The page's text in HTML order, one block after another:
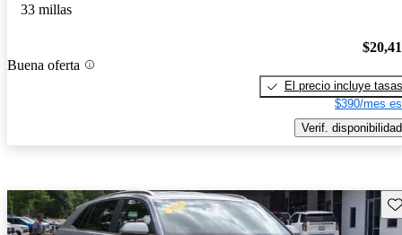
33 millas
Buena oferta
El precio incluye tasas
$390/mes
Verif. disponibilidad